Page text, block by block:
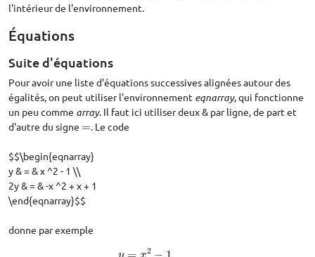
l'intérieur de l'environnement.
Équations
Suite d'équations
Pour avoir une liste d'équations successives alignées autour des
égalités, on peut utiliser l'environnement eqnarray, qui fonctionne
un peu comme array. Il faut ici utiliser deux & par ligne, de part et
d'autre du signe =
= . Le code
$$\begin{eqnarray}
y & = & x ^2 - 1 \\
2y & = & -x ^2 + x + 1
\end{eqnarray}$$
donne par exemple
2